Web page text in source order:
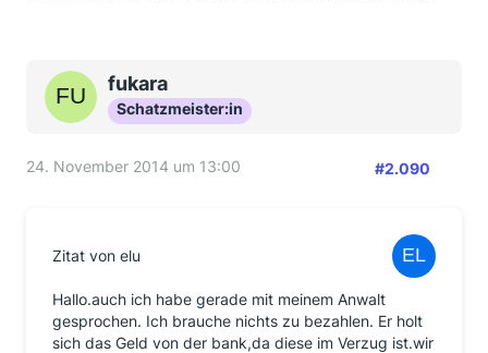
fukara
Schatzmeister:in
24. November 2014 um 13:00 #2.090
Zitat von elu
Hallo.auch ich habe gerade mit meinem Anwalt
gesprochen. Ich brauche nichts zu bezahlen. Er holt
sich das Geld von der bank,da diese im Verzug ist.wir